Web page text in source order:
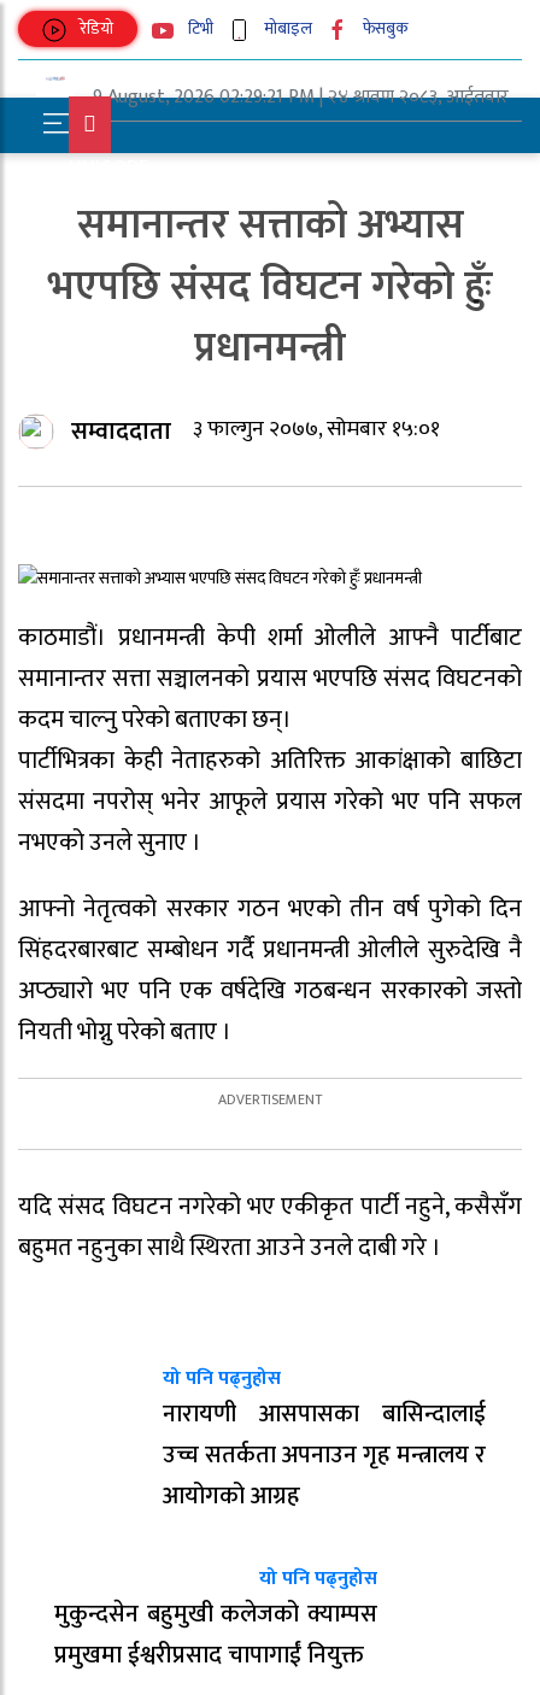
रेडियो टिभी मोबाइल फेसबुक
9 August, 2026 02:29:21 PM | २४ श्रावण २०८३, आईतवार
समानान्तर सत्ताको अभ्यास
भएपछि संसद विघटन गरेको हुँः
प्रधानमन्त्री
सम्वाददाता ३ फाल्गुन २०७७, सोमबार १५:०१
काठमाडौं। प्रधानमन्त्री केपी शर्मा ओलीले आफ्नै पार्टीबाट
समानान्तर सत्ता सञ्चालनको प्रयास भएपछि संसद विघटनको
कदम चाल्नु परेको बताएका छन्।
पार्टीभित्रका केही नेताहरुको अतिरिक्त आकांक्षाको बाछिटा
संसदमा नपरोस् भनेर आफूले प्रयास गरेको भए पनि सफल
नभएको उनले सुनाए ।
आफ्नो नेतृत्वको सरकार गठन भएको तीन वर्ष पुगेको दिन
सिंहदरबारबाट सम्बोधन गर्दै प्रधानमन्त्री ओलीले सुरुदेखि नै
अप्ठ्यारो भए पनि एक वर्षदेखि गठबन्धन सरकारको जस्तो
नियती भोग्नु परेको बताए ।
यदि संसद विघटन नगरेको भए एकीकृत पार्टी नहुने, कसैसँग
बहुमत नहुनुका साथै स्थिरता आउने उनले दाबी गरे ।
यो पनि पढ्नुहोस
नारायणी आसपासका बासिन्दालाई
उच्च सतर्कता अपनाउन गृह मन्त्रालय र
आयोगको आग्रह
यो पनि पढ्नुहोस
मुकुन्दसेन बहुमुखी कलेजको क्याम्पस
प्रमुखमा ईश्वरीप्रसाद चापागाईं नियुक्त